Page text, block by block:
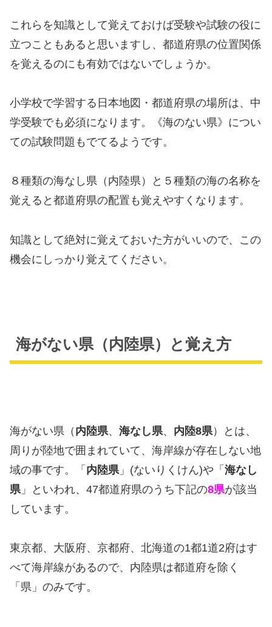
これらを知識として覚えておけば受験や試験の役に
立つこともあると思いますし、都道府県の位置関係
を覚えるのにも有効ではないでしょうか。
小学校で学習する日本地図・都道府県の場所は、中
学受験でも必須になります。《海のない県》につい
ての試験問題もでてるようです。
８種類の海なし県（内陸県）と５種類の海の名称を
覚えると都道府県の配置も覚えやすくなります。
知識として絶対に覚えておいた方がいいので、この
機会にしっかり覚えてください。
海がない県（内陸県）と覚え方
海がない県（ 内陸県、 海なし県、 内陸8県）とは、
周りが陸地で囲まれていて、海岸線が存在しない地
域の事です。「 内陸県」(ないりくけん)や「 海なし
県」といわれ、47都道府県のうち下記の8県が該当
しています。
東京都、大阪府、京都府、北海道の1都1道2府はす
べて海岸線があるので、内陸県は都道府を除く
「県」のみです。